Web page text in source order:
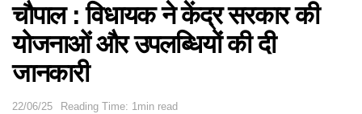
चौपाल : विधायक ने केंद्र सरकार की
योजनाओं और उपलब्धियों की दी
जानकारी
22/06/25 Reading Time: 1min read